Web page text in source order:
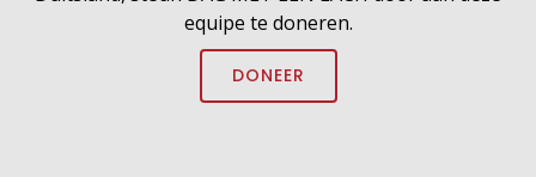
equipe te doneren.
DONEER